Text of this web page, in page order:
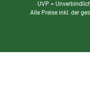
UVP =
Alle Preise inkl. der